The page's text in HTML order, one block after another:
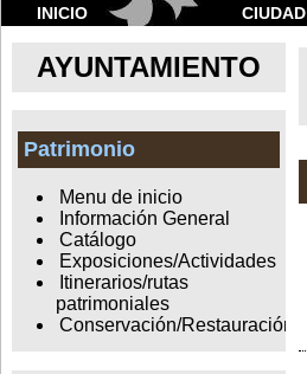
INICIO CIUDAD
AYUNTAMIENTO
Patrimonio
Menu de inicio
Información General
Catálogo
Exposiciones/Actividades
Itinerarios/rutas
patrimoniales
Conservación/Restauración